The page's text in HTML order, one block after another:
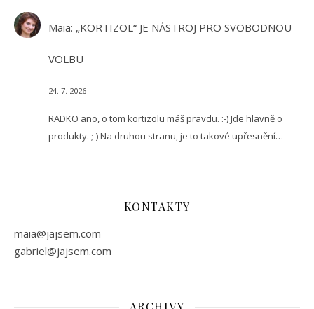
Maia: „KORTIZOL“ JE NÁSTROJ PRO SVOBODNOU
VOLBU
24. 7. 2026
RADKO ano, o tom kortizolu máš pravdu. :-) Jde hlavně o
produkty. ;-) Na druhou stranu, je to takové upřesnění…
KONTAKTY
maia@jajsem.com
gabriel@jajsem.com